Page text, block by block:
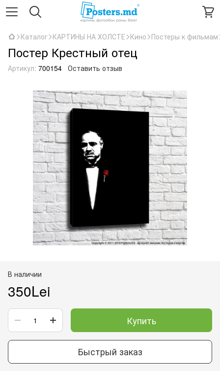
Каталог КАРТИНЫ НА ХОЛСТЕ Кино Постеры к фильмам
Постер Крестный отец
Артикул: 700154 Оставить отзыв
В наличии
350Lei
Купить
Быстрый заказ